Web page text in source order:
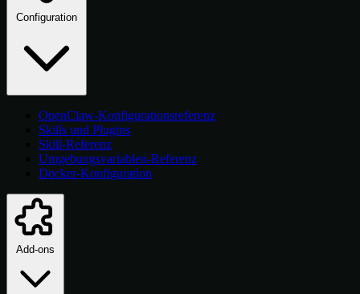
Configuration
OpenClaw-Konfigurationsreferenz
Skills und Plugins
Skill-Referenz
Umgebungsvariablen-Referenz
Docker-Konfiguration
Add-ons